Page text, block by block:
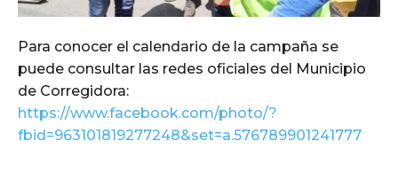
Para conocer el calendario de la campaña se
puede consultar las redes oficiales del Municipio
de Corregidora:
https://www.facebook.com/photo/?
fbid=963101819277248&set=a.576789901241777